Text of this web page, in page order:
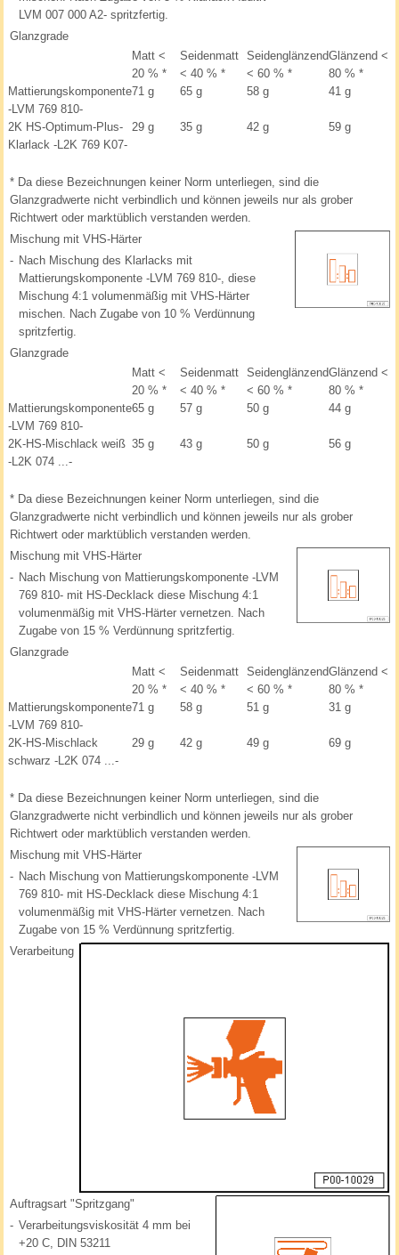
LVM 007 000 A2- spritzfertig.
Glanzgrade
Matt <
20 %*
Seidenmatt
< 40 %*
Seidenglänzend
< 60 %*
Glänzend <
80 %*
Mattierungskomponente
-LVM 769 810-
71 g 65 g 58 g 41 g
2K HS-Optimum-Plus-
Klarlack -L2K 769 K07-
29 g 35 g 42 g 59 g
* Da diese Bezeichnungen keiner Norm unterliegen, sind die
Glanzgradwerte nicht verbindlich und können jeweils nur als grober
Richtwert oder marktüblich verstanden werden.
Mischung mit VHS-Härter
- Nach Mischung des Klarlacks mit
Mattierungskomponente -LVM 769 810-, diese
Mischung 4:1 volumenmäßig mit VHS-Härter
mischen. Nach Zugabe von 10 % Verdünnung
spritzfertig.
Glanzgrade
Matt <
20 %*
Seidenmatt
< 40 %*
Seidenglänzend
< 60 %*
Glänzend <
80 %*
Mattierungskomponente
-LVM 769 810-
65 g 57 g 50 g 44 g
2K-HS-Mischlack weiß
-L2K 074 ...-
35 g 43 g 50 g 56 g
* Da diese Bezeichnungen keiner Norm unterliegen, sind die
Glanzgradwerte nicht verbindlich und können jeweils nur als grober
Richtwert oder marktüblich verstanden werden.
Mischung mit VHS-Härter
- Nach Mischung von Mattierungskomponente -LVM
769 810- mit HS-Decklack diese Mischung 4:1
volumenmäßig mit VHS-Härter vernetzen. Nach
Zugabe von 15 % Verdünnung spritzfertig.
Glanzgrade
Matt <
20 %*
Seidenmatt
< 40 %*
Seidenglänzend
< 60 %*
Glänzend <
80 %*
Mattierungskomponente
-LVM 769 810-
71 g 58 g 51 g 31 g
2K-HS-Mischlack
schwarz -L2K 074 ...-
29 g 42 g 49 g 69 g
* Da diese Bezeichnungen keiner Norm unterliegen, sind die
Glanzgradwerte nicht verbindlich und können jeweils nur als grober
Richtwert oder marktüblich verstanden werden.
Mischung mit VHS-Härter
- Nach Mischung von Mattierungskomponente -LVM
769 810- mit HS-Decklack diese Mischung 4:1
volumenmäßig mit VHS-Härter vernetzen. Nach
Zugabe von 15 % Verdünnung spritzfertig.
Verarbeitung
Auftragsart "Spritzgang"
- Verarbeitungsviskosität 4 mm bei
+20 C, DIN 53211